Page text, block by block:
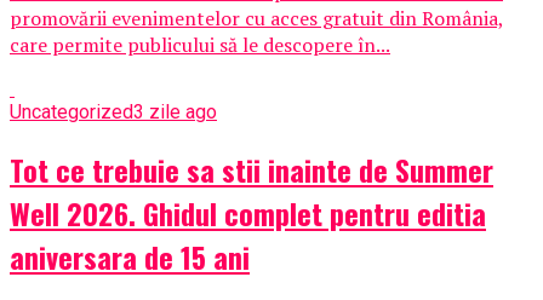
promovării evenimentelor cu acces gratuit din România,
care permite publicului să le descopere în...
Uncategorized3 zile ago
Tot ce trebuie sa stii inainte de Summer
Well 2026. Ghidul complet pentru editia
aniversara de 15 ani